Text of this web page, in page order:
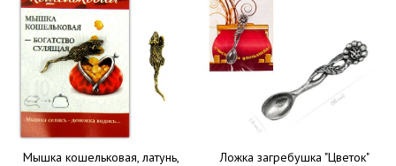
Мышка кошельковая, латунь,
Ложка загребушка "Цветок"